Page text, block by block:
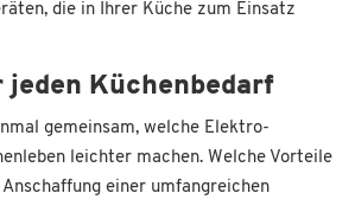
die in Ihrer Küche zum Einsatz
jeden Küchenbedarf
gemeinsam, welche Elektro-
leichter machen. Welche Vorteile
einer umfangreichen